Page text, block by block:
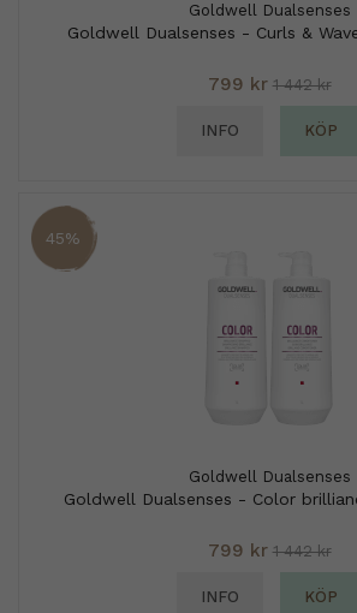
Goldwell Dualsenses
Goldwell Dualsenses - Curls &
799 kr 1 442 kr
INFO KÖP
45%
Goldwell Dualsenses
Goldwell Dualsenses - Color
799 kr 1 442 kr
INFO KÖP